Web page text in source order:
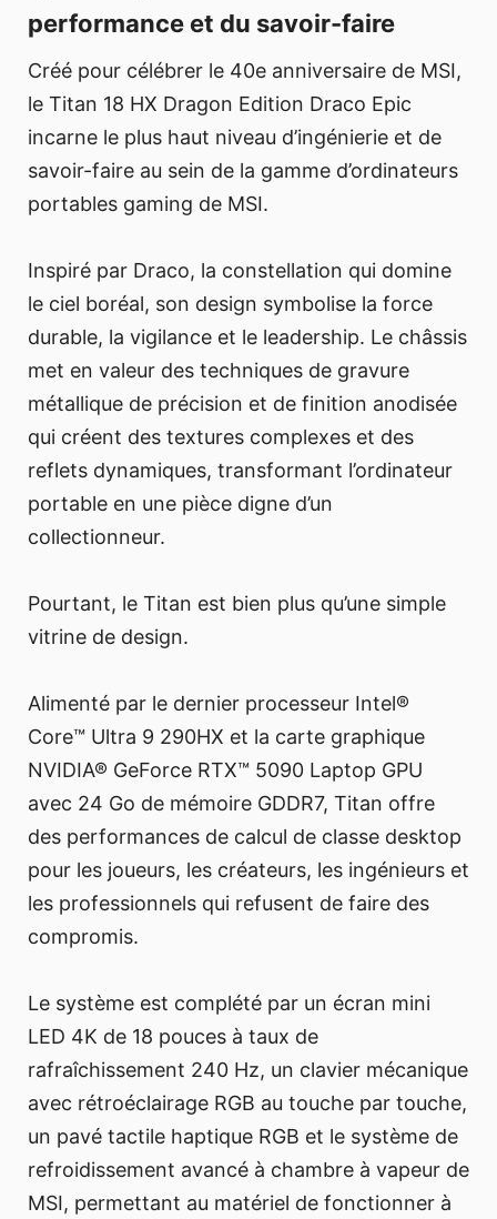
performance et du savoir-faire
Créé pour célébrer le 40e anniversaire de MSI,
le Titan 18 HX Dragon Edition Draco Epic
incarne le plus haut niveau d’ingénierie et de
savoir-faire au sein de la gamme d’ordinateurs
portables gaming de MSI.
Inspiré par Draco, la constellation qui domine
le ciel boréal, son design symbolise la force
durable, la vigilance et le leadership. Le châssis
met en valeur des techniques de gravure
métallique de précision et de finition anodisée
qui créent des textures complexes et des
reflets dynamiques, transformant l’ordinateur
portable en une pièce digne d’un
collectionneur.
Pourtant, le Titan est bien plus qu’une simple
vitrine de design.
Alimenté par le dernier processeur Intel®
Core™ Ultra 9 290HX et la carte graphique
NVIDIA® GeForce RTX™ 5090 Laptop GPU
avec 24 Go de mémoire GDDR7, Titan offre
des performances de calcul de classe desktop
pour les joueurs, les créateurs, les ingénieurs et
les professionnels qui refusent de faire des
compromis.
Le système est complété par un écran mini
LED 4K de 18 pouces à taux de
rafraîchissement 240 Hz, un clavier mécanique
avec rétroéclairage RGB au touche par touche,
un pavé tactile haptique RGB et le système de
refroidissement avancé à chambre à vapeur de
MSI, permettant au matériel de fonctionner à